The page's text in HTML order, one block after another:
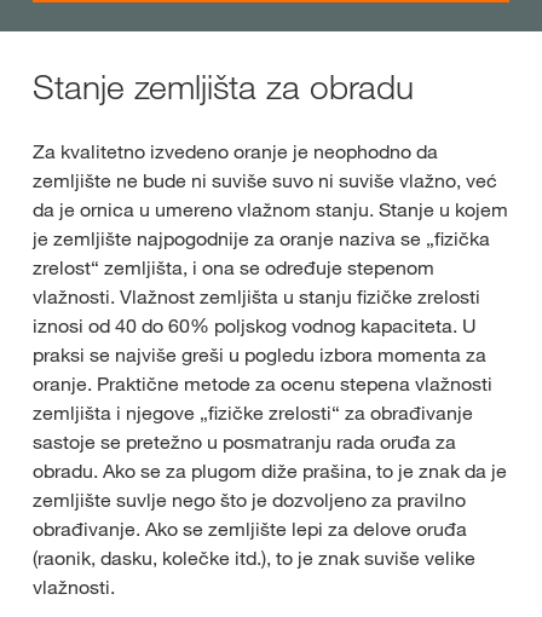
Stanje zemljišta za obradu
Za kvalitetno izvedeno oranje je neophodno da
zemljište ne bude ni suviše suvo ni suviše vlažno, već
da je ornica u umereno vlažnom stanju. Stanje u kojem
je zemljište najpogodnije za oranje naziva se „fizička
zrelost“ zemljišta, i ona se određuje stepenom
vlažnosti. Vlažnost zemljišta u stanju fizičke zrelosti
iznosi od 40 do 60% poljskog vodnog kapaciteta. U
praksi se najviše greši u pogledu izbora momenta za
oranje. Praktične metode za ocenu stepena vlažnosti
zemljišta i njegove „fizičke zrelosti“ za obrađivanje
sastoje se pretežno u posmatranju rada oruđa za
obradu. Ako se za plugom diže prašina, to je znak da je
zemljište suvlje nego što je dozvoljeno za pravilno
obrađivanje. Ako se zemljište lepi za delove oruđa
(raonik, dasku, kolečke itd.), to je znak suviše velike
vlažnosti.